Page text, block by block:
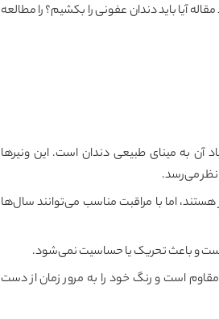
مقالهآیا باید دندان عفونی را بکشیم؟را مطالعه
آن به مینای طبیعی دندان است. این ونیرها
نظر می‌رسد.
اما با مراقبت مناسب می‌توانند سال‌ها
است و باعث تحریک یا حساسیت نمی‌شود.
مقاوم است و رنگ خود را به مرور زمان از دست